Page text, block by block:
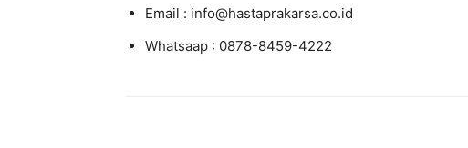
Email : info@hastaprakarsa.co.id
Whatsaap : 0878-8459-4222